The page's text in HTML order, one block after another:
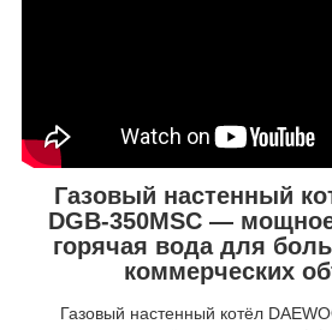
Газовый настенный
DGB-350MSC —
горячая вода для
коммерческих
Газовый настенный котёл